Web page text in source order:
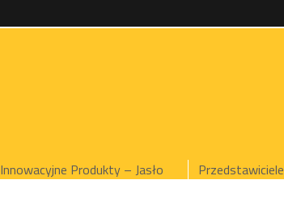
Innowacyjne Produkty – Jasło Przedstawiciele